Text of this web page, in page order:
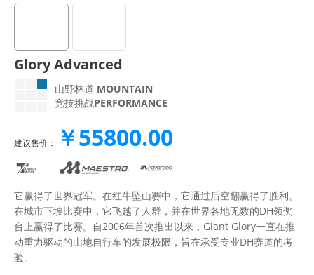
Glory Advanced
山野林道 MOUNTAIN
竞技挑战PERFORMANCE
建议售价： ￥55800.00
它赢得了世界冠军。在红牛坠山赛中，它通过后空翻赢得了胜利。
在城市下坡比赛中，它飞越了人群，并在世界各地无数的DH领奖
台上赢得了比赛。自2006年首次推出以来，Giant Glory一直在推
动重力驱动的山地自行车的发展极限，旨在承受专业DH赛道的考
验。